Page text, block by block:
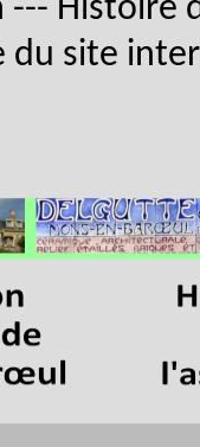
--- Histoire
du site